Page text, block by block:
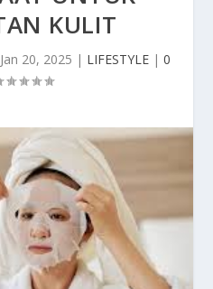
KULIT
Jan 20, 2025 | LIFESTYLE| 0